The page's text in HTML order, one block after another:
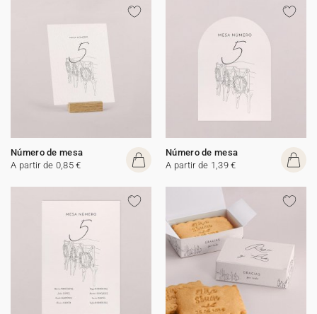
Número de mesa
A partir de 0,85 €
Número de mesa
A partir de 1,39 €